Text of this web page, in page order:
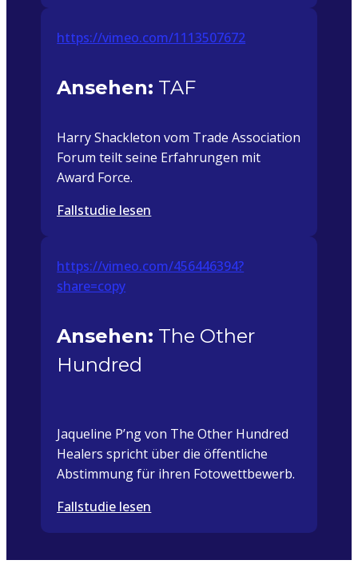
https://vimeo.com/1113507672
Ansehen: TAF
Harry Shackleton vom Trade Association
Forum teilt seine Erfahrungen mit
Award Force.
Fallstudie lesen
https://vimeo.com/456446394?
share=copy
Ansehen: The Other
Hundred
Jaqueline P’ng von The Other Hundred
Healers spricht über die öffentliche
Abstimmung für ihren Fotowettbewerb.
Fallstudie lesen